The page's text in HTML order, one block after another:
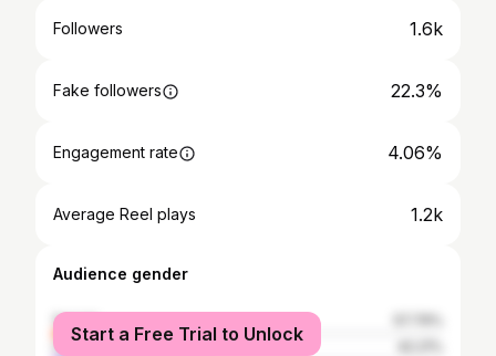
Followers 1.6k
Fake followers 22.3%
Engagement rate 4.06%
Average Reel plays 1.2k
Audience gender
female
male
Start a Free Trial to Unlock